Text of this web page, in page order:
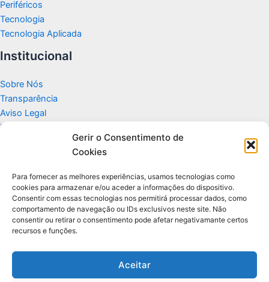
Gerir o Consentimento de
Cookies
Para fornecer as melhores experiências, usamos tecnologias como
cookies para armazenar e/ou aceder a informações do dispositivo.
Consentir com essas tecnologias nos permitirá processar dados, como
comportamento de navegação ou IDs exclusivos neste site. Não
consentir ou retirar o consentimento pode afetar negativamante certos
recursos e funções.
Aceitar
Periféricos
Tecnologia
Tecnologia Aplicada
Institucional
Sobre Nós
Transparência
Aviso Legal
Termos de Uso
Politicas de Privacidade e Cookies
Apoio
Glossário de Tecnologia
Portal editorial independente sobre tecnologia, PC Gamer e guias